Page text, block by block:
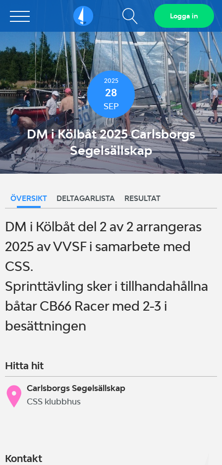
Sailarena Visa
sökfält
Logga in
2025
28
SEP
DM i Kölbåt 2025 Carlsborgs
Segelsällskap
ÖVERSIKT DELTAGARLISTA RESULTAT
DM i Kölbåt del 2 av 2 arrangeras
2025 av VVSF i samarbete med
CSS.
Sprinttävling sker i tillhandahållna
båtar CB66 Racer med 2-3 i
besättningen
Hitta hit
Carlsborgs Segelsällskap
CSS klubbhus
Kontakt